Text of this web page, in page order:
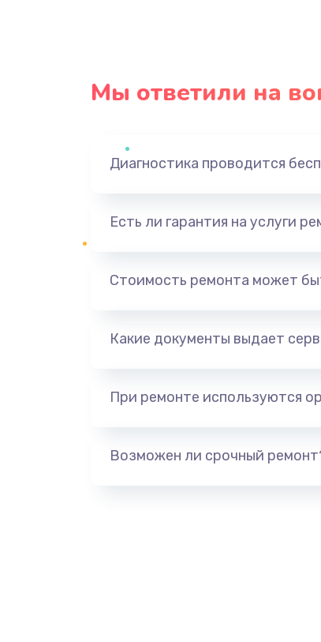
Мы ответили на
Диагностика проводится
Есть ли гарантия на услуги
Стоимость ремонта может
Какие документы выдает
При ремонте используются
Возможен ли срочный